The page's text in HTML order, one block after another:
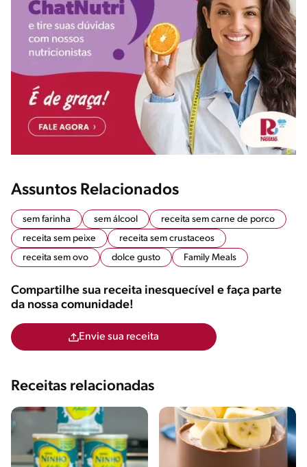
Assuntos Relacionados
sem farinha sem álcool
receita sem carne de porco
receita sem peixe
receita sem crustaceos
receita sem ovo
dolce gusto Family Meals
Compartilhe sua receita inesquecível e faça parte
da nossa comunidade!
Envie sua receita
Receitas relacionadas